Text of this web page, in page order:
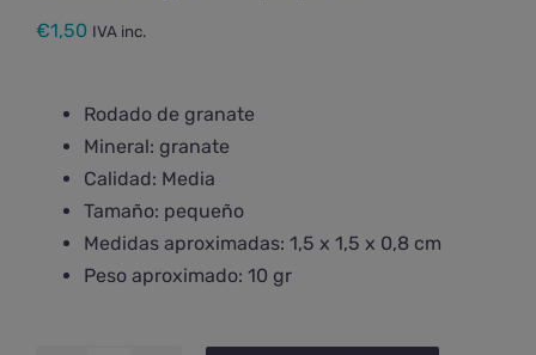
€1,50 IVA inc.
Rodado de granate
Mineral: granate
Calidad: Media
Tamaño: pequeño
Medidas aproximadas: 1,5 x 1,5 x 0,8 cm
Peso aproximado: 10 gr